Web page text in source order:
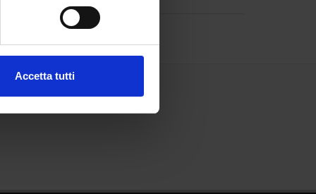
Accetta tutti